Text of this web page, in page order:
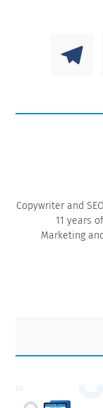
Copywriter and
11 years
Marketing